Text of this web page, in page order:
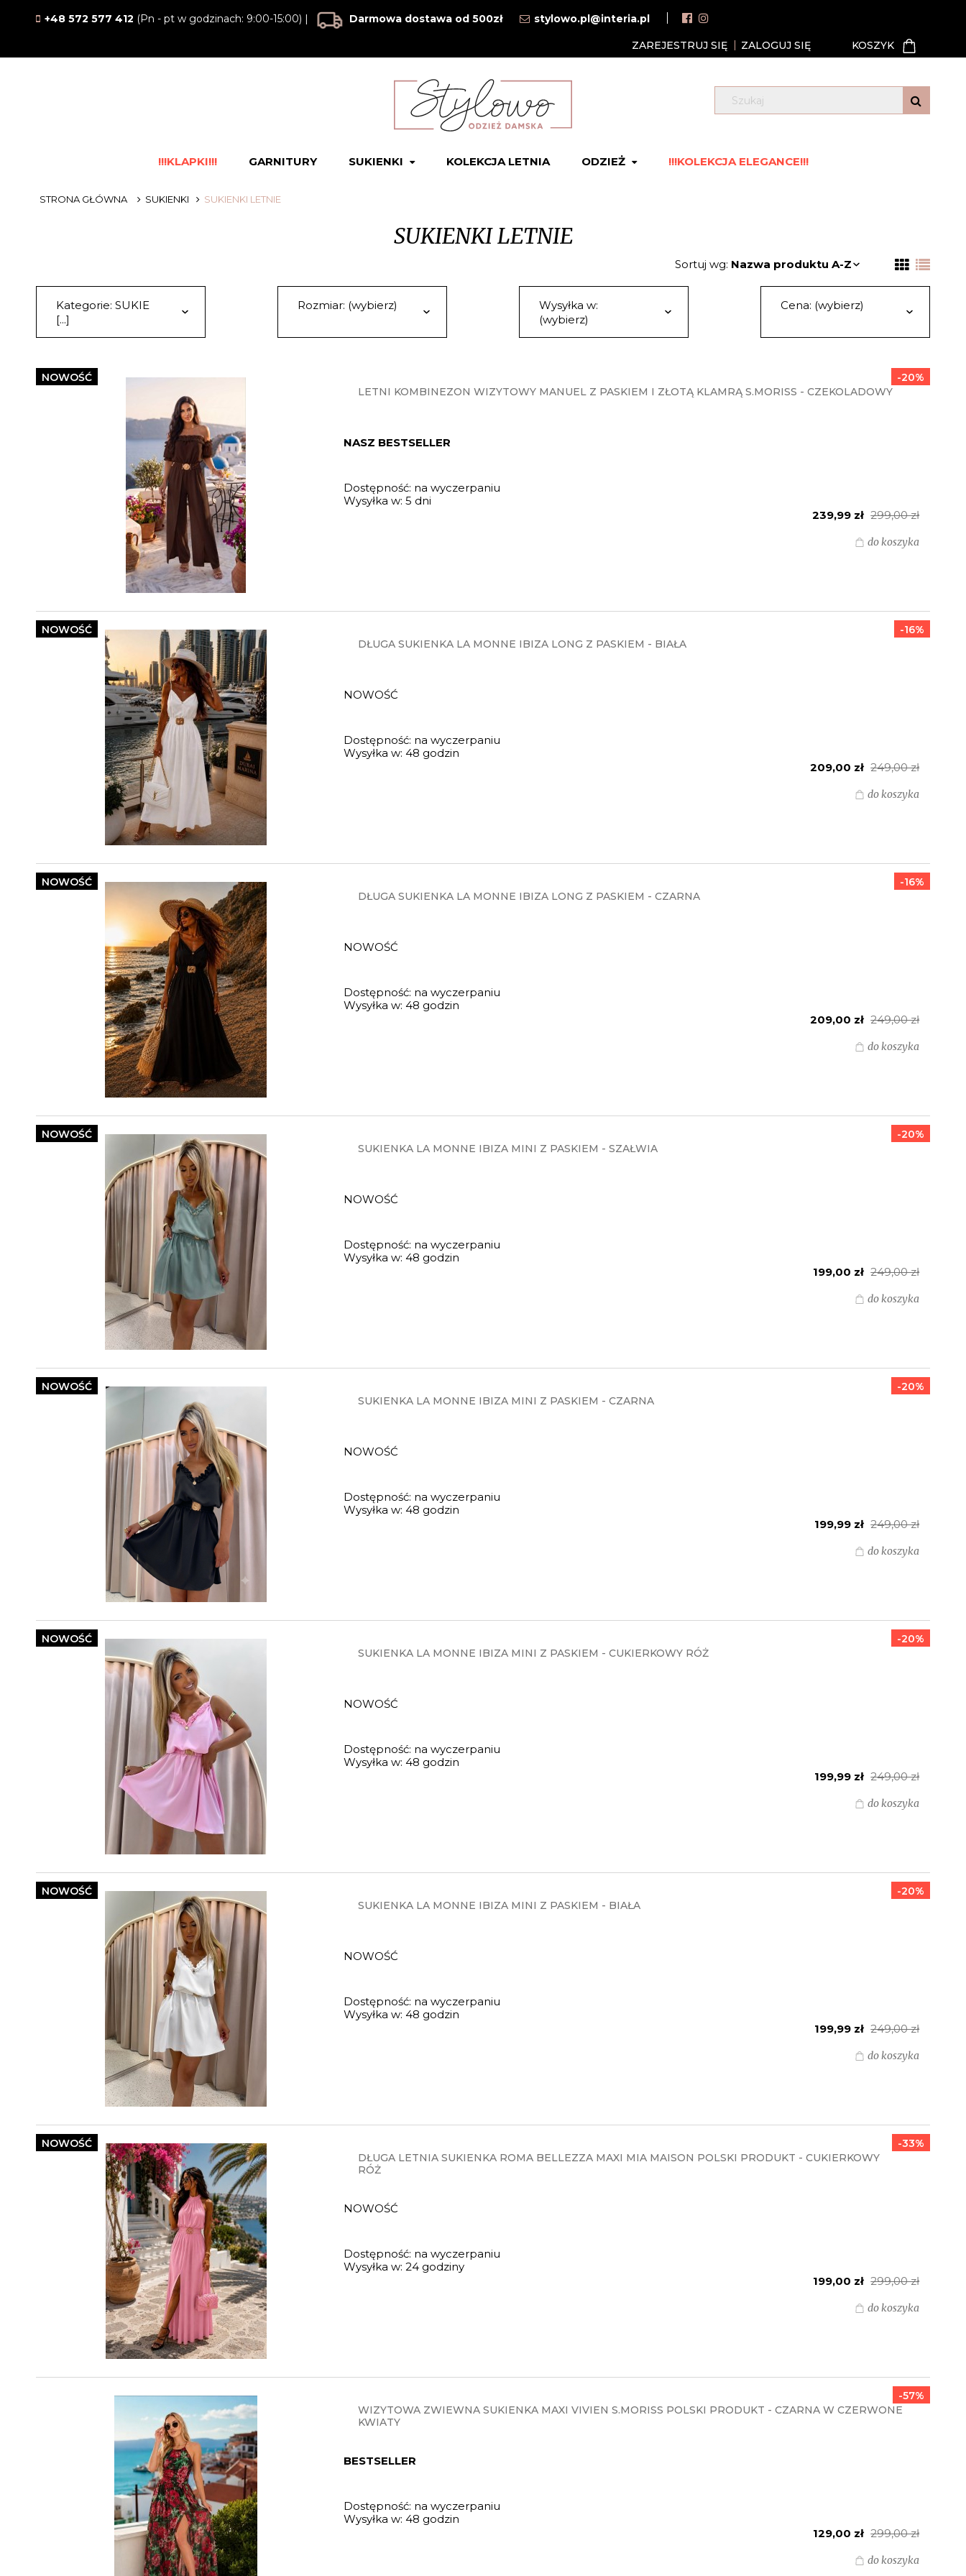
+48 572 577 412 (Pn - pt w godzinach: 9:00-15:00) | Darmowa dostawa od 500zł stylowo.pl@interia.pl
ZAREJESTRUJ SIĘ ZALOGUJ SIĘ
!!!KLAPKI!!! GARNITURY SUKIENKI KOLEKCJA LETNIA ODZIEŻ !!!KOLEKCJA ELEGANCE!!!
STRONA GŁÓWNA SUKIENKI SUKIENKI LETNIE
SUKIENKI LETNIE
Sortuj wg: Nazwa produktu A-Z
Kategorie: SUKIE
[...]
Rozmiar: (wybierz)
Wysyłka w:
(wybierz)
Cena: (wybierz)
LETNI KOMBINEZON WIZYTOWY MANUEL Z PASKIEM I ZŁOTĄ KLAMRĄ S.MORISS - CZEKOLADOWY
NASZ BESTSELLER
Dostępność: na wyczerpaniu
Wysyłka w: 5 dni
239,99 zł 299,00 zł
do koszyka
-20%
NOWOŚĆ
DŁUGA SUKIENKA LA MONNE IBIZA LONG Z PASKIEM - BIAŁA
NOWOŚĆ
Dostępność: na wyczerpaniu
Wysyłka w: 48 godzin
209,00 zł 249,00 zł
do koszyka
-16%
NOWOŚĆ
DŁUGA SUKIENKA LA MONNE IBIZA LONG Z PASKIEM - CZARNA
NOWOŚĆ
Dostępność: na wyczerpaniu
Wysyłka w: 48 godzin
209,00 zł 249,00 zł
do koszyka
-16%
NOWOŚĆ
SUKIENKA LA MONNE IBIZA MINI Z PASKIEM - SZAŁWIA
NOWOŚĆ
Dostępność: na wyczerpaniu
Wysyłka w: 48 godzin
199,00 zł 249,00 zł
do koszyka
-20%
NOWOŚĆ
SUKIENKA LA MONNE IBIZA MINI Z PASKIEM - CZARNA
NOWOŚĆ
Dostępność: na wyczerpaniu
Wysyłka w: 48 godzin
199,99 zł 249,00 zł
do koszyka
-20%
NOWOŚĆ
SUKIENKA LA MONNE IBIZA MINI Z PASKIEM - CUKIERKOWY RÓŻ
NOWOŚĆ
Dostępność: na wyczerpaniu
Wysyłka w: 48 godzin
199,99 zł 249,00 zł
do koszyka
-20%
NOWOŚĆ
SUKIENKA LA MONNE IBIZA MINI Z PASKIEM - BIAŁA
NOWOŚĆ
Dostępność: na wyczerpaniu
Wysyłka w: 48 godzin
199,99 zł 249,00 zł
do koszyka
-20%
NOWOŚĆ
DŁUGA LETNIA SUKIENKA ROMA BELLEZZA MAXI MIA MAISON POLSKI PRODUKT - CUKIERKOWY
RÓŻ
NOWOŚĆ
Dostępność: na wyczerpaniu
Wysyłka w: 24 godziny
199,00 zł 299,00 zł
do koszyka
-33%
NOWOŚĆ
WIZYTOWA ZWIEWNA SUKIENKA MAXI VIVIEN S.MORISS POLSKI PRODUKT - CZARNA W CZERWONE
KWIATY
BESTSELLER
Dostępność: na wyczerpaniu
Wysyłka w: 48 godzin
129,00 zł 299,00 zł
do koszyka
-57%